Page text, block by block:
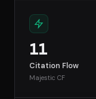
11
Citation Flow
Majestic CF